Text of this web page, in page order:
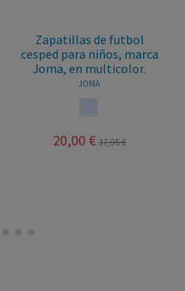
Zapatillas de futbol
cesped para niños, marca
Joma, en multicolor.
JOMA
20,00 € 37,95 €